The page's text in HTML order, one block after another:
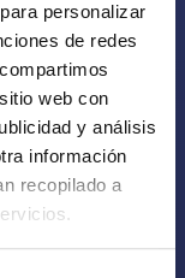
personalizar
de redes
web con
y análisis
información
recopilado a